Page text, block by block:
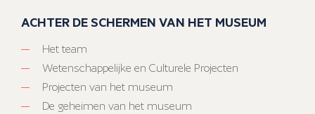
ACHTER DE SCHERMEN VAN HET MUSEUM
Het team
Wetenschappelijke en Culturele Projecten
Projecten van het museum
De geheimen van het museum